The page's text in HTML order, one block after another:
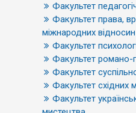
Факультет
Факультет права,
міжнародних відносин
Факультет
Факультет романо-
Факультет
Факультет східних
Факультет